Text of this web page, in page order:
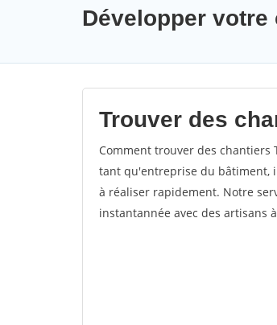
Développer
Trouver des
Comment trouver des chantiers
tant qu'entreprise du bâtiment,
à réaliser rapidement. Notre
instantannée avec des artisans